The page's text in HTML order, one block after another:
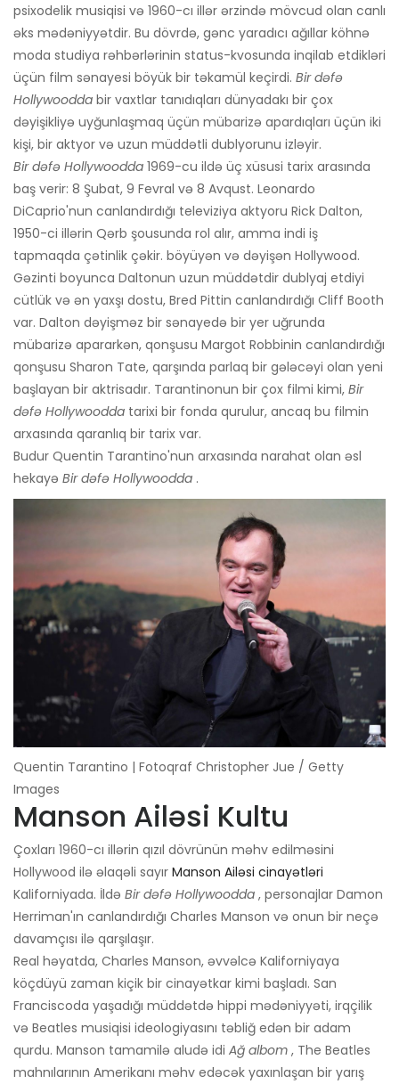
psixodelik musiqisi və 1960-cı illər ərzində mövcud olan canlı
əks mədəniyyətdir. Bu dövrdə, gənc yaradıcı ağıllar köhnə
moda studiya rəhbərlərinin status-kvosunda inqilab etdikləri
üçün film sənayesi böyük bir təkamül keçirdi. Bir dəfə
Hollywoodda bir vaxtlar tanıdıqları dünyadakı bir çox
dəyişikliyə uyğunlaşmaq üçün mübarizə apardıqları üçün iki
kişi, bir aktyor və uzun müddətli dublyorunu izləyir.
Bir dəfə Hollywoodda 1969-cu ildə üç xüsusi tarix arasında
baş verir: 8 Şubat, 9 Fevral və 8 Avqust. Leonardo
DiCaprio'nun canlandırdığı televiziya aktyoru Rick Dalton,
1950-ci illərin Qərb şousunda rol alır, amma indi iş
tapmaqda çətinlik çəkir. böyüyən və dəyişən Hollywood.
Gəzinti boyunca Daltonun uzun müddətdir dublyaj etdiyi
cütlük və ən yaxşı dostu, Bred Pittin canlandırdığı Cliff Booth
var. Dalton dəyişməz bir sənayedə bir yer uğrunda
mübarizə apararkən, qonşusu Margot Robbinin canlandırdığı
qonşusu Sharon Tate, qarşında parlaq bir gələcəyi olan yeni
başlayan bir aktrisadır. Tarantinonun bir çox filmi kimi, Bir
dəfə Hollywoodda tarixi bir fonda qurulur, ancaq bu filmin
arxasında qaranlıq bir tarix var.
Budur Quentin Tarantino'nun arxasında narahat olan əsl
hekayə Bir dəfə Hollywoodda .
Quentin Tarantino | Fotoqraf Christopher Jue / Getty
Images
Manson Ailəsi Kultu
Çoxları 1960-cı illərin qızıl dövrünün məhv edilməsini
Hollywood ilə əlaqəli sayır Manson Ailəsi cinayətləri
Kaliforniyada. İldə Bir dəfə Hollywoodda , personajlar Damon
Herriman'ın canlandırdığı Charles Manson və onun bir neçə
davamçısı ilə qarşılaşır.
Real həyatda, Charles Manson, əvvəlcə Kaliforniyaya
köçdüyü zaman kiçik bir cinayətkar kimi başladı. San
Franciscoda yaşadığı müddətdə hippi mədəniyyəti, irqçilik
və Beatles musiqisi ideologiyasını təbliğ edən bir adam
qurdu. Manson tamamilə aludə idi Ağ albom , The Beatles
mahnılarının Amerikanı məhv edəcək yaxınlaşan bir yarış